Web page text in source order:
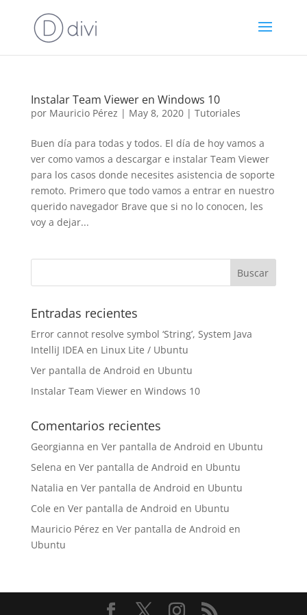
Instalar Team Viewer en Windows 10
por Mauricio Pérez | May 8, 2020| Tutoriales
Buen día para todas y todos. El día de hoy vamos a
ver como vamos a descargar e instalar Team Viewer
para los casos donde necesites asistencia de soporte
remoto. Primero que todo vamos a entrar en nuestro
querido navegador Brave que si no lo conocen, les
voy a dejar...
Entradas recientes
Error cannot resolve symbol ‘String’, System Java
IntelliJ IDEA en Linux Lite / Ubuntu
Ver pantalla de Android en Ubuntu
Instalar Team Viewer en Windows 10
Comentarios recientes
Georgianna en Ver pantalla de Android en Ubuntu
Selena en Ver pantalla de Android en Ubuntu
Natalia en Ver pantalla de Android en Ubuntu
Cole en Ver pantalla de Android en Ubuntu
Mauricio Pérez en Ver pantalla de Android en
Ubuntu